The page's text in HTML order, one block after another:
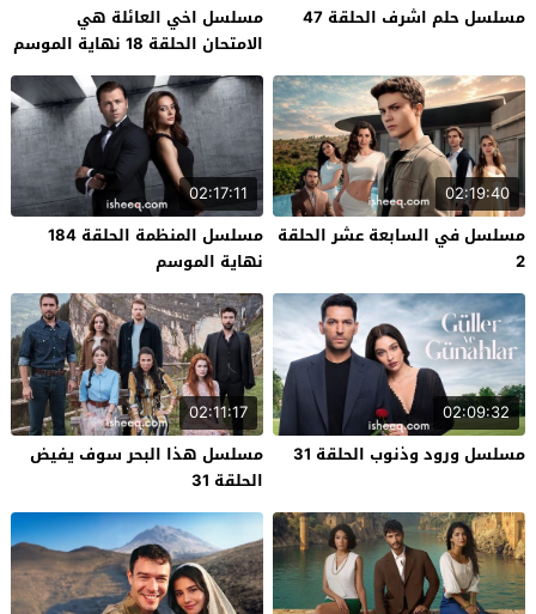
مسلسل حلم اشرف الحلقة 47
مسلسل اخي العائلة هي
الامتحان الحلقة 18 نهاية الموسم
02:19:40
مسلسل في السابعة عشر الحلقة
2
02:17:11
مسلسل المنظمة الحلقة 184
نهاية الموسم
02:09:32
مسلسل ورود وذنوب الحلقة 31
02:11:17
مسلسل هذا البحر سوف يفيض
الحلقة 31